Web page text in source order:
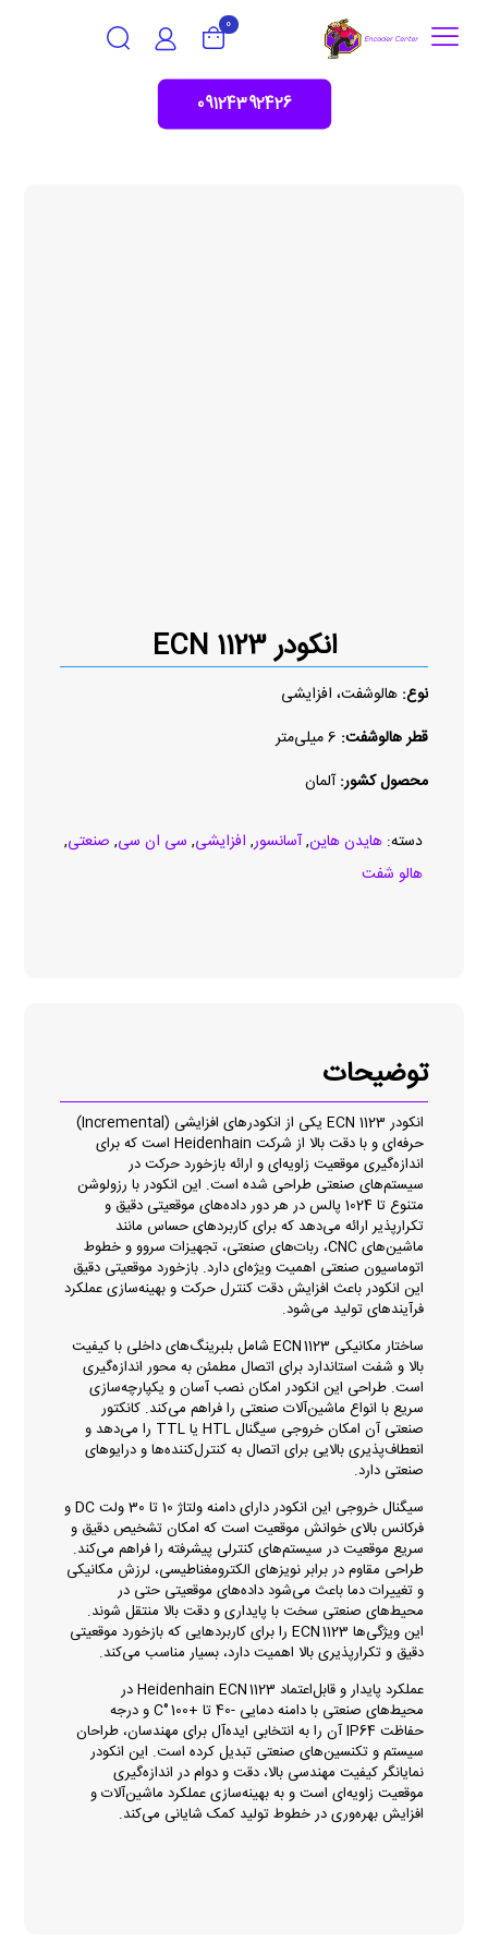
0
09124392426
انکودر ECN 1123
نوع: هالوشفت، افزایشی
قطر هالوشفت: 6 میلی‌متر
محصول کشور:آلمان
دسته:هایدن هاین,آسانسور, افزایشی, سی ان سی, صنعتی,
هالو شفت
توضیحات
انکودر ECN 1123 یکی از انکودرهای افزایشی (Incremental)
حرفه‌ای و با دقت بالا از شرکت Heidenhain است که برای
اندازه‌گیری موقعیت زاویه‌ای و ارائه بازخورد حرکت در
سیستم‌های صنعتی طراحی شده است. این انکودر با رزولوشن
متنوع تا 1024 پالس در هر دور داده‌های موقعیتی دقیق و
تکرارپذیر ارائه می‌دهد که برای کاربردهای حساس مانند
ماشین‌های CNC، ربات‌های صنعتی، تجهیزات سروو و خطوط
اتوماسیون صنعتی اهمیت ویژه‌ای دارد. بازخورد موقعیتی دقیق
این انکودر باعث افزایش دقت کنترل حرکت و بهینه‌سازی عملکرد
فرآیندهای تولید می‌شود.
ساختار مکانیکی ECN 1123 شامل بلبرینگ‌های داخلی با کیفیت
بالا و شفت استاندارد برای اتصال مطمئن به محور اندازه‌گیری
است. طراحی این انکودر امکان نصب آسان و یکپارچه‌سازی
سریع با انواع ماشین‌آلات صنعتی را فراهم می‌کند. کانکتور
صنعتی آن امکان خروجی سیگنال HTL یا TTL را می‌دهد و
انعطاف‌پذیری بالایی برای اتصال به کنترل‌کننده‌ها و درایوهای
صنعتی دارد.
سیگنال خروجی این انکودر دارای دامنه ولتاژ 10 تا 30 ولت DC و
فرکانس بالای خوانش موقعیت است که امکان تشخیص دقیق و
سریع موقعیت در سیستم‌های کنترلی پیشرفته را فراهم می‌کند.
طراحی مقاوم در برابر نویزهای الکترومغناطیسی، لرزش مکانیکی
و تغییرات دما باعث می‌شود داده‌های موقعیتی حتی در
محیط‌های صنعتی سخت با پایداری و دقت بالا منتقل شوند.
این ویژگی‌ها ECN 1123 را برای کاربردهایی که بازخورد موقعیتی
دقیق و تکرارپذیری بالا اهمیت دارد، بسیار مناسب می‌کند.
عملکرد پایدار و قابل‌اعتماد Heidenhain ECN 1123 در
محیط‌های صنعتی با دامنه دمایی -40 تا +100 °C و درجه
حفاظت IP64 آن را به انتخابی ایده‌آل برای مهندسان، طراحان
سیستم و تکنسین‌های صنعتی تبدیل کرده است. این انکودر
نمایانگر کیفیت مهندسی بالا، دقت و دوام در اندازه‌گیری
موقعیت زاویه‌ای است و به بهینه‌سازی عملکرد ماشین‌آلات و
افزایش بهره‌وری در خطوط تولید کمک شایانی می‌کند.